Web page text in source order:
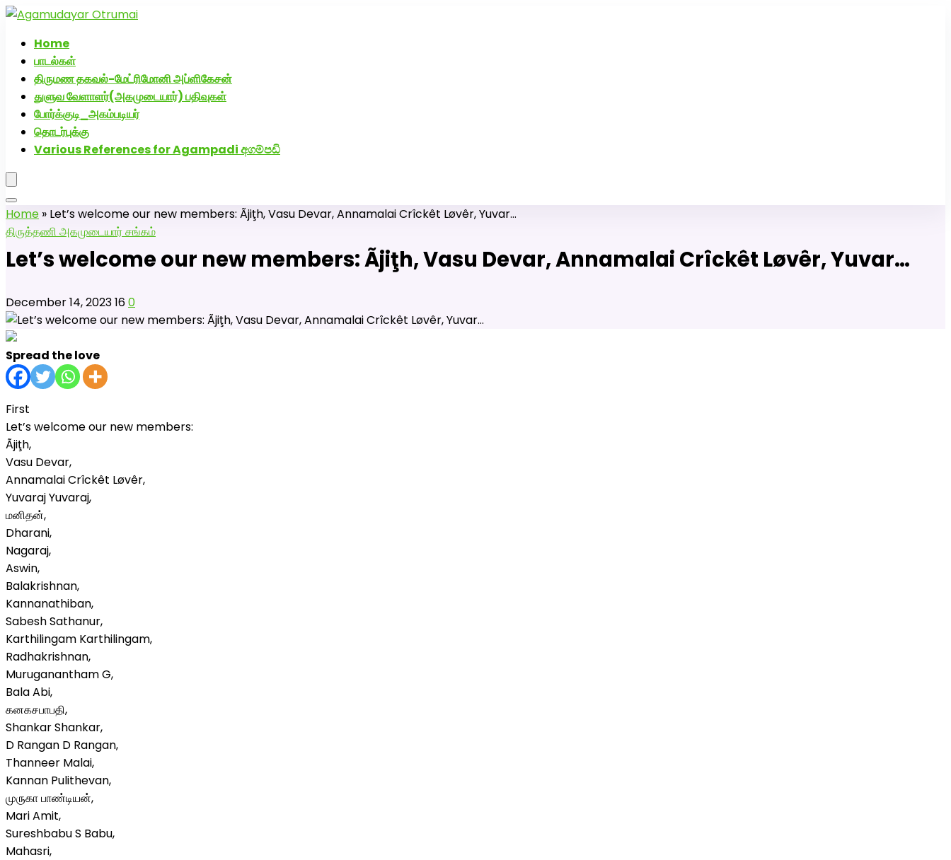
Home
பாடல்கள்
திருமண தகவல்-மேட்ரிமோனி அப்ளிகேசன்
துளுவ வேளாளர்(அகமுடையார்) பதிவுகள்
போர்க்குடி_அகம்படியர்
தொடர்புக்கு
Various References for Agampadi අගම්පඩි
Home » Let’s welcome our new members: Ãjiţh, Vasu Devar, Annamalai Crîckêt Løvêr, Yuvar…
திருத்தணி அகமுடையார் சங்கம்
Let’s welcome our new members: Ãjiţh, Vasu Devar, Annamalai Crîckêt Løvêr, Yuvar…
December 14, 2023160
Spread the love
First
Let’s welcome our new members:
Ãjiţh,
Vasu Devar,
Annamalai Crîckêt Løvêr,
Yuvaraj Yuvaraj,
மனிதன்,
Dharani,
Nagaraj,
Aswin,
Balakrishnan,
Kannanathiban,
Sabesh Sathanur,
Karthilingam Karthilingam,
Radhakrishnan,
Muruganantham G,
Bala Abi,
கனகசபாபதி,
Shankar Shankar,
D Rangan D Rangan,
Thanneer Malai,
Kannan Pulithevan,
முருகா பாண்டியன்,
Mari Amit,
Sureshbabu S Babu,
Mahasri,
அகமுடையார் திருமண வரன்களுக்கு அகமுடையார்மேட்ரி-பெண் வீட்டாருக்கு 100% இலவச திருமண சேவை! வாட்ஸப் எண்: